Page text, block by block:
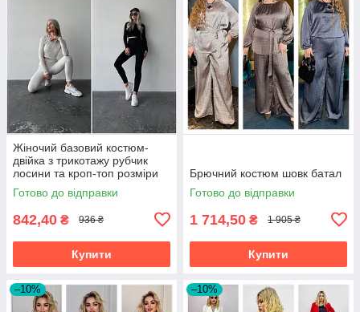
Жіночий базовий костюм-
двійка з трикотажу рубчик
лосини та кроп-топ розміри
норма
Готово до відправки
842,40 ₴ 936 ₴
Купити
Брючний костюм шовк батал
Готово до відправки
1 714,50 ₴ 1 905 ₴
Купити
–10% –10%